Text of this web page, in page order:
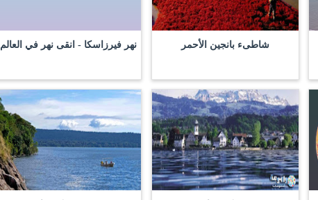
شاطىء بانجين الأحمر نهر فيرزاسكا - انقى نهر في العالم